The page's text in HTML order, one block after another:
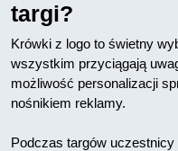
targi?
Krówki z logo to świetny
wszystkim przyciągają
możliwość personalizacji
nośnikiem reklamy.
Podczas targów